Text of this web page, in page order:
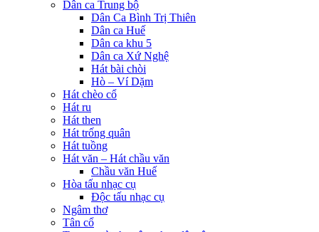
Dân ca Trung bộ
Dân Ca Bình Trị Thiên
Dân ca Huế
Dân ca khu 5
Dân ca Xứ Nghệ
Hát bài chòi
Hò – Ví Dặm
Hát chèo cổ
Hát ru
Hát then
Hát trống quân
Hát tuồng
Hát văn – Hát chầu văn
Chầu văn Huế
Hòa tấu nhạc cụ
Độc tấu nhạc cụ
Ngâm thơ
Tân cổ